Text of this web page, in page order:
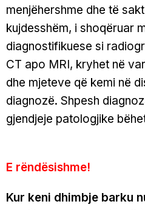
menjëhershme dhe të
kujdesshëm, i shoqëruar
diagnostifikuese si
CT apo MRI, kryhet në
dhe mjeteve që kemi në
diagnozë. Shpesh
gjendjeje patologjike
E rëndësishme!
Kur keni dhimbje barku